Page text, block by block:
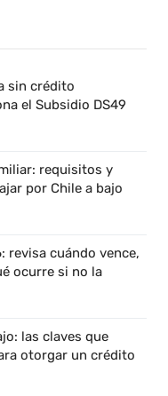
sin crédito
el Subsidio DS49
requisitos y
por Chile a bajo
revisa cuándo vence,
ocurre si no la
las claves que
otorgar un crédito